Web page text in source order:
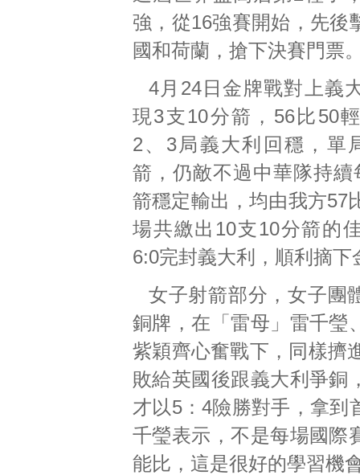
強，從16強賽開始，先後
國和荷蘭，搶下決賽門票
4月24日金牌戰對上義
現3支10分箭，56比50
2、3局義大利回穩，單
箭，仍敵不過中華隊持續
箭穩定輸出，均由我方57
場共繳出10支10分箭的
6:0完封義大利，順利摘下
女子射箭部分，女子團
銅牌，在「雷母」雷千瑩
紫穎齊心奮戰下，同樣擠
敗給英國後跟義大利爭銅
才以5：4險勝對手，拿到
千瑩表示，不是每場國際
能比，這是很好的學習機